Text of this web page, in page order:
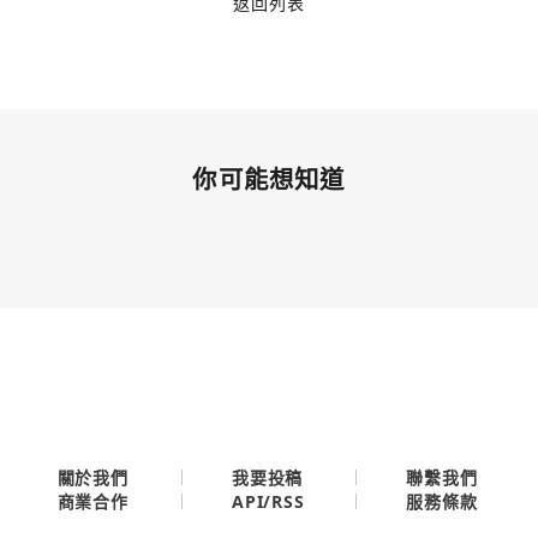
你可能想知道
關於我們 我要投稿
聯繫我們
商業合作
API/RSS 服務條款